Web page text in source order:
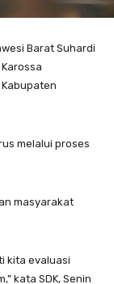
Barat Suhardi
melalui proses
masyarakat
kita evaluasi
kata SDK, Senin